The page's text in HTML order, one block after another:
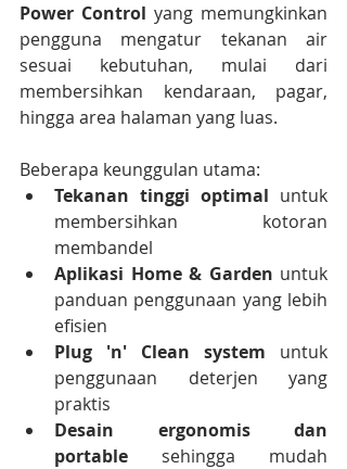
Power Control yang memungkinkan
pengguna mengatur tekanan air
sesuai kebutuhan, mulai dari
membersihkan kendaraan, pagar,
hingga area halaman yang luas.
Beberapa keunggulan utama:
Tekanan tinggi optimal untuk
membersihkan kotoran
membandel
Aplikasi Home & Garden untuk
panduan penggunaan yang lebih
efisien
Plug 'n' Clean system untuk
penggunaan deterjen yang
praktis
Desain ergonomis dan
portable sehingga mudah